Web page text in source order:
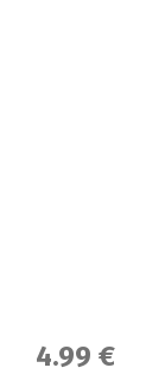
4.99 €